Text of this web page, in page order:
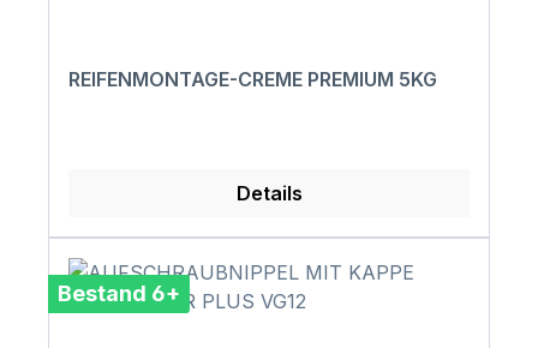
REIFENMONTAGE-CREME PREMIUM 5KG
Details
Bestand 6+